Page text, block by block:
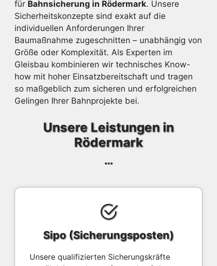
für Bahnsicherung in Rödermark. Unsere
Sicherheitskonzepte sind exakt auf die
individuellen Anforderungen Ihrer
Baumaßnahme zugeschnitten – unabhängig von
Größe oder Komplexität. Als Experten im
Gleisbau kombinieren wir technisches Know-
how mit hoher Einsatzbereitschaft und tragen
so maßgeblich zum sicheren und erfolgreichen
Gelingen Ihrer Bahnprojekte bei.
Unsere Leistungen in
Rödermark
Sipo (Sicherungsposten)
Unsere qualifizierten Sicherungskräfte